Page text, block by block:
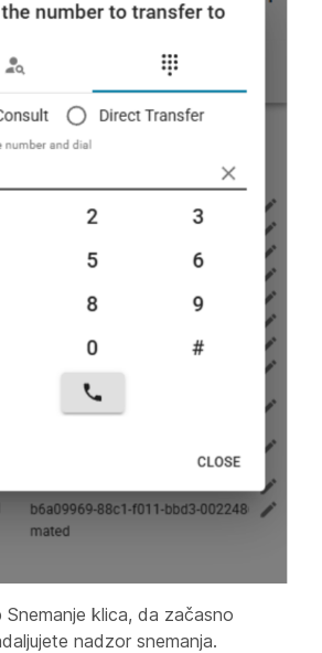
Snemanje klica, da začasno
nadzor snemanja.